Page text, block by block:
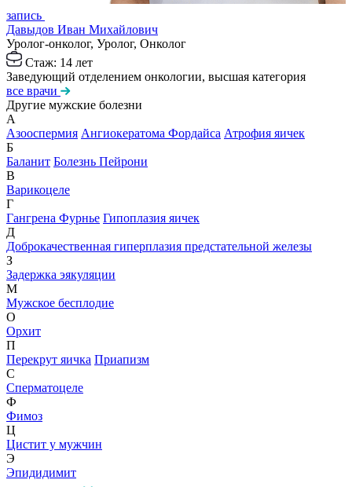
запись
Давыдов Иван Михайлович
Уролог-онколог, Уролог, Онколог
Стаж: 14 лет
Заведующий отделением онкологии, высшая категория
все врачи
Другие мужские болезни
А
Азооспермия Ангиокератома Фордайса Атрофия яичек
Б
Баланит Болезнь Пейрони
В
Варикоцеле
Г
Гангрена Фурнье Гипоплазия яичек
Д
Доброкачественная гиперплазия предстательной железы
З
Задержка эякуляции
М
Мужское бесплодие
О
Орхит
П
Перекрут яичка Приапизм
С
Сперматоцеле
Ф
Фимоз
Ц
Цистит у мужчин
Э
Эпидидимит